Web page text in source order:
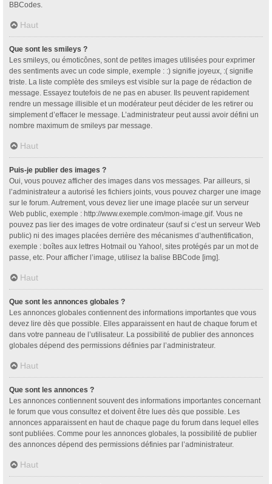
BBCodes.
Haut
Que sont les smileys ?
Les smileys, ou émoticônes, sont de petites images utilisées pour exprimer
des sentiments avec un code simple, exemple : :) signifie joyeux, :( signifie
triste. La liste complète des smileys est visible sur la page de rédaction de
message. Essayez toutefois de ne pas en abuser. Ils peuvent rapidement
rendre un message illisible et un modérateur peut décider de les retirer ou
simplement d’effacer le message. L’administrateur peut aussi avoir défini un
nombre maximum de smileys par message.
Haut
Puis-je publier des images ?
Oui, vous pouvez afficher des images dans vos messages. Par ailleurs, si
l’administrateur a autorisé les fichiers joints, vous pouvez charger une image
sur le forum. Autrement, vous devez lier une image placée sur un serveur
Web public, exemple : http://www.exemple.com/mon-image.gif. Vous ne
pouvez pas lier des images de votre ordinateur (sauf si c’est un serveur Web
public) ni des images placées derrière des mécanismes d’authentification,
exemple : boîtes aux lettres Hotmail ou Yahoo!, sites protégés par un mot de
passe, etc. Pour afficher l’image, utilisez la balise BBCode [img].
Haut
Que sont les annonces globales ?
Les annonces globales contiennent des informations importantes que vous
devez lire dès que possible. Elles apparaissent en haut de chaque forum et
dans votre panneau de l’utilisateur. La possibilité de publier des annonces
globales dépend des permissions définies par l’administrateur.
Haut
Que sont les annonces ?
Les annonces contiennent souvent des informations importantes concernant
le forum que vous consultez et doivent être lues dès que possible. Les
annonces apparaissent en haut de chaque page du forum dans lequel elles
sont publiées. Comme pour les annonces globales, la possibilité de publier
des annonces dépend des permissions définies par l’administrateur.
Haut